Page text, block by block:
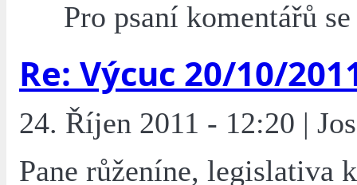
Pro psaní komentářů
Re: Výcuc 20/10/
24. Říjen 2011 - 12:20 |
Pane růženíne, legislativa